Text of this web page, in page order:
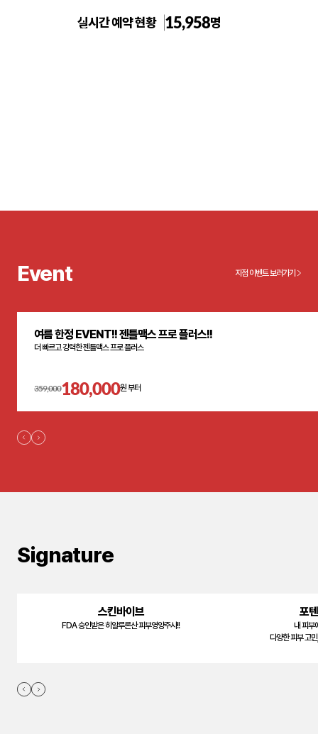
톡스앤필의원 강남본점
실시간 예약 현황 15,958명
Event 지점 이벤트 보러가기
여름 한정 EVENT!! 젠틀맥스 프로 플러스!!
더 빠르고 강력한 젠틀맥스 프로 플러스
359,000180,000원 부터
Signature
스킨바이브
FDA 승인받은 히알루론산 피부영양주사!!
포
내 피부
다양한 피부 고